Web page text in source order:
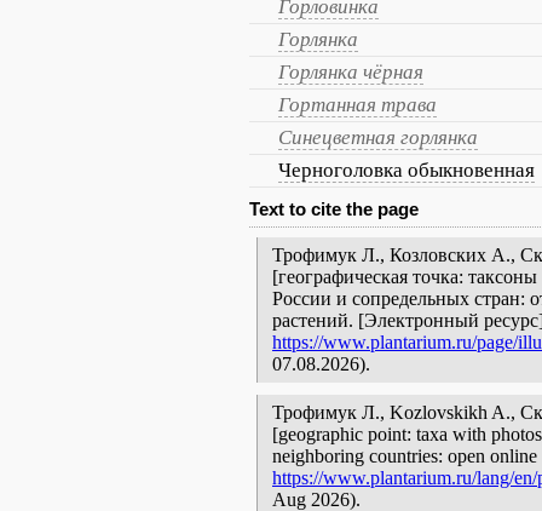
Горловинка
Горлянка
Горлянка чёрная
Гортанная трава
Синецветная горлянка
Черноголовка обыкновенная
Text to cite the page
Трофимук Л., Козловских А.,
[географическая точка:
России и сопредельных стран:
растений. [Электронный
https://www.plantarium.ru/page/
07.08.2026).
Трофимук Л., Kozlovskikh A.,
[geographic point: taxa with
neighboring countries: open
https://www.plantarium.ru/lang/
Aug 2026).